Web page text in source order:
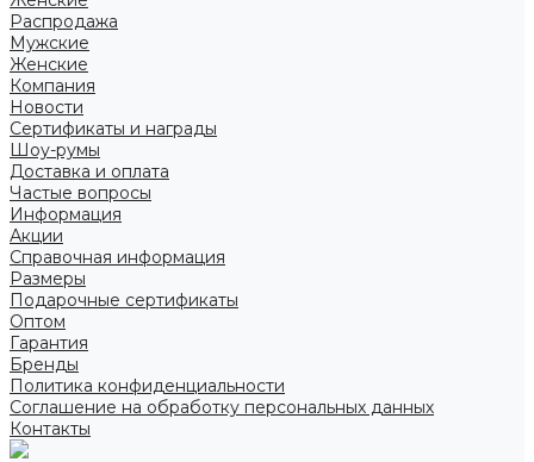
Распродажа
Мужские
Женские
Компания
Новости
Сертификаты и награды
Шоу-румы
Доставка и оплата
Частые вопросы
Информация
Акции
Справочная информация
Размеры
Подарочные сертификаты
Оптом
Гарантия
Бренды
Политика конфиденциальности
Соглашение на обработку персональных данных
Контакты